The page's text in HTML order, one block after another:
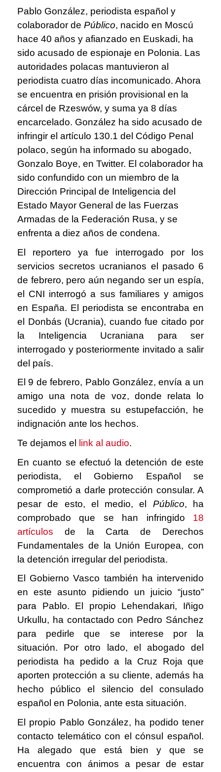
Pablo González, periodista español y
colaborador de Público, nacido en Moscú
hace 40 años y afianzado en Euskadi, ha
sido acusado de espionaje en Polonia. Las
autoridades polacas mantuvieron al
periodista cuatro días incomunicado. Ahora
se encuentra en prisión provisional en la
cárcel de Rzeswów, y suma ya 8 días
encarcelado. González ha sido acusado de
infringir el artículo 130.1 del Código Penal
polaco, según ha informado su abogado,
Gonzalo Boye, en Twitter. El colaborador ha
sido confundido con un miembro de la
Dirección Principal de Inteligencia del
Estado Mayor General de las Fuerzas
Armadas de la Federación Rusa, y se
enfrenta a diez años de condena.
El reportero ya fue interrogado por los
servicios secretos ucranianos el pasado 6
de febrero, pero aún negando ser un espía,
el CNI interrogó a sus familiares y amigos
en España. El periodista se encontraba en
el Donbás (Ucrania), cuando fue citado por
la Inteligencia Ucraniana para ser
interrogado y posteriormente invitado a salir
del país.
El 9 de febrero, Pablo González, envía a un
amigo una nota de voz, donde relata lo
sucedido y muestra su estupefacción, he
indignación ante los hechos.
Te dejamos el
link al audio.
En cuanto se efectuó la detención de este
periodista, el Gobierno Español se
comprometió a darle protección consular. A
pesar de esto, el medio, el Público, ha
comprobado que se han infringido 18
artículos de la Carta de Derechos
Fundamentales de la Unión Europea, con
la detención irregular del periodista.
El Gobierno Vasco también ha intervenido
en este asunto pidiendo un juicio “justo”
para Pablo. El propio Lehendakari, Iñigo
Urkullu, ha contactado con Pedro Sánchez
para pedirle que se interese por la
situación. Por otro lado, el abogado del
periodista ha pedido a la Cruz Roja que
aporten protección a su cliente, además ha
hecho público el silencio del consulado
español en Polonia, ante esta situación.
El propio Pablo González, ha podido tener
contacto telemático con el cónsul español.
Ha alegado que está bien y que se
encuentra con ánimos a pesar de estar